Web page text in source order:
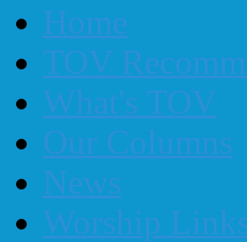
Home
TOV
What's TOV
Our Columns
News
Worship